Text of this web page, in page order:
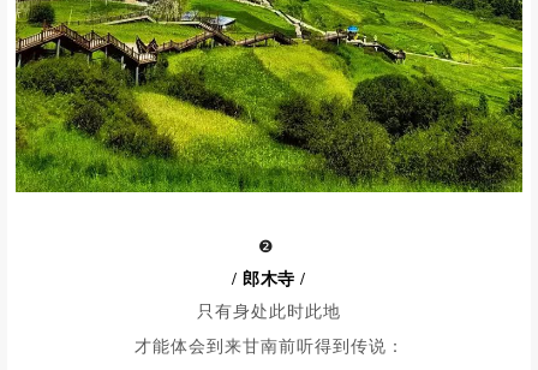
❷
/ 郎木寺 /
只有身处此时此地
才能体会到来甘南前听得到传说：